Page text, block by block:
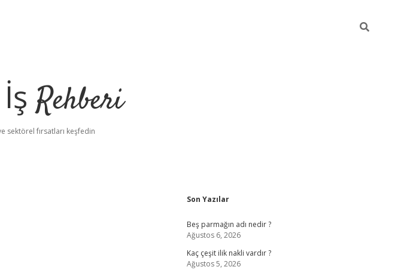
Rehberi
sektörel fırsatları keşfedin
Sidebar
Son Yazılar
Beş parmağın adı nedir ?
Ağustos 6, 2026
Kaç çeşit ilik nakli vardır ?
Ağustos 5, 2026